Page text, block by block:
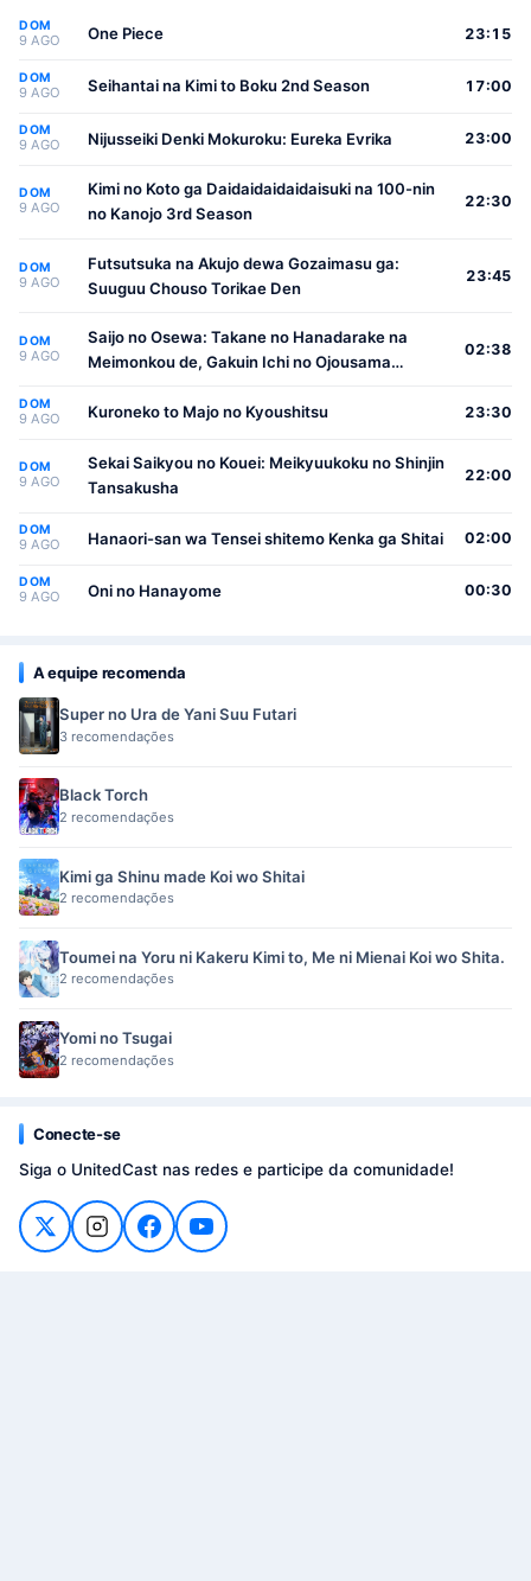
DOM
9 AGO One Piece 23:15
DOM
9 AGO Seihantai na Kimi to Boku 2nd Season 17:00
DOM
9 AGO Nijusseiki Denki Mokuroku: Eureka Evrika 23:00
DOM
9 AGO
Kimi no Koto ga Daidaidaidaidaisuki na 100-nin
no Kanojo 3rd Season
22:30
DOM
9 AGO
Futsutsuka na Akujo dewa Gozaimasu ga:
Suuguu Chouso Torikae Den
23:45
DOM
9 AGO
Saijo no Osewa: Takane no Hanadarake na
Meimonkou de, Gakuin Ichi no Ojousama
Osewa suru Koto ni Narimashita
02:38
DOM
9 AGO Kuroneko to Majo no Kyoushitsu 23:30
DOM
9 AGO
Sekai Saikyou no Kouei: Meikyuukoku no Shinjin
Tansakusha
22:00
DOM
9 AGO Hanaori-san wa Tensei shitemo Kenka ga Shitai 02:00
DOM
9 AGO Oni no Hanayome 00:30
A equipe recomenda
Super no Ura de Yani Suu Futari
3 recomendações
Black Torch
2 recomendações
Kimi ga Shinu made Koi wo Shitai
2 recomendações
Toumei na Yoru ni Kakeru Kimi to, Me ni Mienai Koi wo Shita.
2 recomendações
Yomi no Tsugai
2 recomendações
Conecte-se
Siga o UnitedCast nas redes e participe da comunidade!